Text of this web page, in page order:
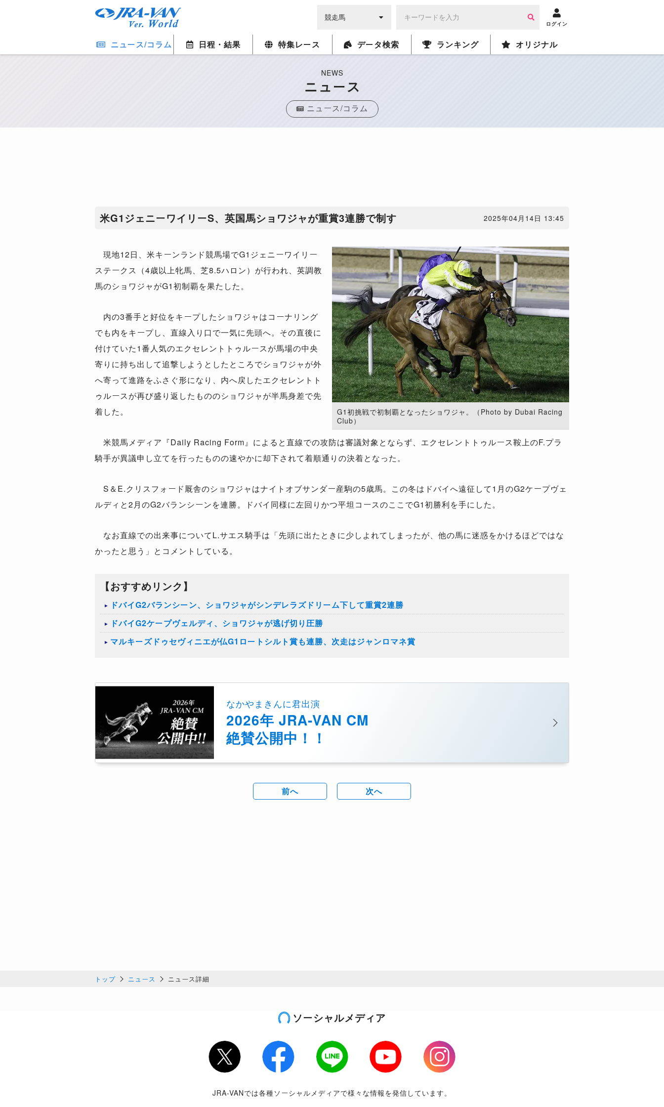
ログイン
ニュース/コラム 日程・結果 特集レース データ検索 ランキング オリジナル
NEWS
ニュース
ニュース/コラム
​米G1ジェニーワイリーS、英国馬ショワジャが重賞3連勝で制す 2025年04月14日 13:45
G1初挑戦で初制覇となったショワジャ。（Photo by Dubai Racing
Club）
現地12日、米キーンランド競馬場でG1ジェニーワイリー
ステークス（4歳以上牝馬、芝8.5ハロン）が行われ、英調教
馬のショワジャがG1初制覇を果たした。
内の3番手と好位をキープしたショワジャはコーナリング
でも内をキープし、直線入り口で一気に先頭へ。その直後に
付けていた1番人気のエクセレントトゥルースが馬場の中央
寄りに持ち出して追撃しようとしたところでショワジャが外
へ寄って進路をふさぐ形になり、内へ戻したエクセレントト
ゥルースが再び盛り返したもののショワジャが半馬身差で先
着した。
米競馬メディア『Daily Racing Form』によると直線での攻防は審議対象とならず、エクセレントトゥルース鞍上のF.プラ
騎手が異議申し立てを行ったものの速やかに却下されて着順通りの決着となった。
S＆E.クリスフォード厩舎のショワジャはナイトオブサンダー産駒の5歳馬。この冬はドバイへ遠征して1月のG2ケープヴェ
ルディと2月のG2バランシーンを連勝。ドバイ同様に左回りかつ平坦コースのここでG1初勝利を手にした。
なお直線での出来事についてL.サエス騎手は「先頭に出たときに少しよれてしまったが、他の馬に迷惑をかけるほどではな
かったと思う」とコメントしている。
【おすすめリンク】
ドバイG2バランシーン、ショワジャがシンデレラズドリーム下して重賞2連勝
ドバイG2ケープヴェルディ、ショワジャが逃げ切り圧勝
マルキーズドゥセヴィニエが仏G1ロートシルト賞も連勝、次走はジャンロマネ賞
なかやまきんに君出演
2026年 JRA-VAN CM
絶賛公開中！！
前へ 次へ
トップ ニュース ニュース詳細
ソーシャルメディア
Twitter Facebook LINE Youtube
Instagram
JRA-VANでは各種ソーシャルメディアで様々な情報を発信しています。